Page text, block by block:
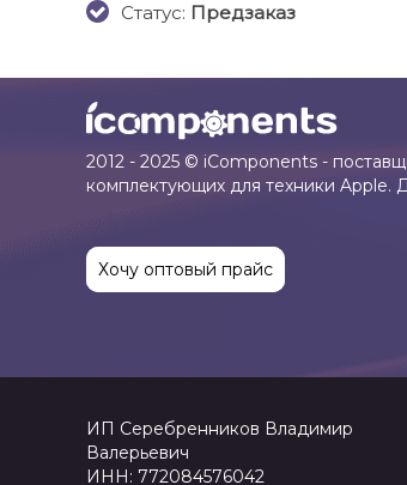
Cтатус: Предзаказ
2012 - 2025 © iComponents -
комплектующих для техники Apple.
Хочу оптовый прайс
ИП Серебренников Владимир
Валерьевич
ИНН: 772084576042